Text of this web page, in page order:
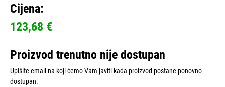
Cijena:
123,68 €
Proizvod trenutno nije dostupan
Upišite email na koji ćemo Vam javiti kada proizvod postane ponovno
dostupan.